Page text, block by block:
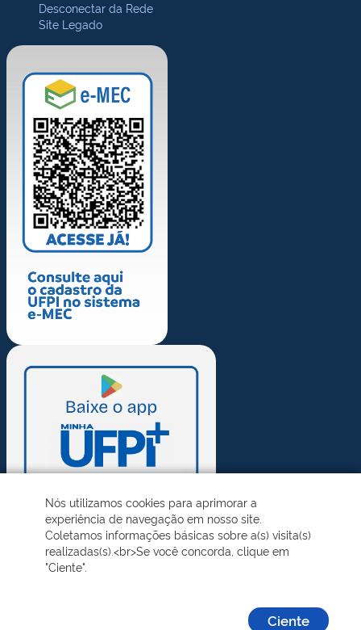
Desconectar da Rede
Site Legado
Nós utilizamos cookies para aprimorar a
experiência de navegação em nosso site.
Coletamos informações básicas sobre a(s) visita(s)
realizadas(s).<br>Se você concorda, clique em
"Ciente".
Ciente